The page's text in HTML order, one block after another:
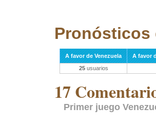
Pronósticos
A favor de Venezuela
A favor
25usuarios
17
Primer juego